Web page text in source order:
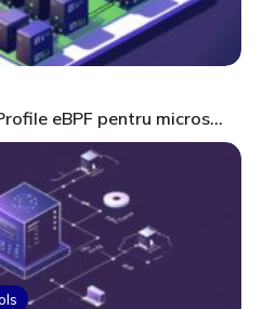
eBPF pentru micros...